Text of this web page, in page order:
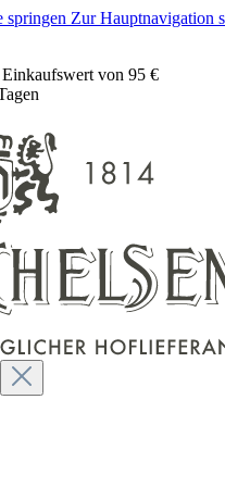
springen Zur Hauptnavigation
von 95 €